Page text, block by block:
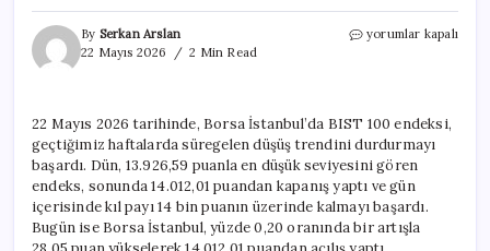
By Serkan Arslan
22 Mayıs 2026
2 Min Read
Borsa
Geçti:
Kıl
Payı
14
Bin
Puanın
Üstünde
yorumlar kapalı
22 Mayıs 2026 tarihinde, Borsa İstanbul’da BIST 100 endeksi,
geçtiğimiz haftalarda süregelen düşüş trendini durdurmayı
başardı. Dün, 13.926,59 puanla en düşük seviyesini gören
endeks, sonunda 14.012,01 puandan kapanış yaptı ve gün
içerisinde kıl payı 14 bin puanın üzerinde kalmayı başardı.
Bugün ise Borsa İstanbul, yüzde 0,20 oranında bir artışla